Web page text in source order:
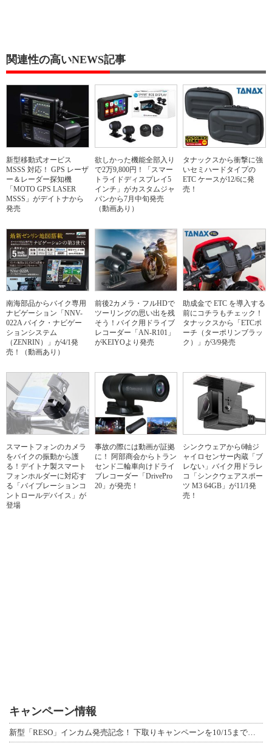
関連性の高いNEWS記事
新型移動式オービス
MSSS 対応！ GPS レーザ
ー＆レーダー探知機
「MOTO GPS LASER
MSSS」がデイトナから
発売
欲しかった機能全部入り
で2万9,800円！「スマー
トライドディスプレイ5
インチ」がカスタムジャ
パンから7月中旬発売
（動画あり）
タナックスから衝撃に強
いセミハードタイプの
ETC ケースが12/6に発
売！
南海部品からバイク専用
ナビゲーション「NNV-
022A バイク・ナビゲー
ションシステム
（ZENRIN）」が4/1発
売！（動画あり）
前後2カメラ・フルHDで
ツーリングの思い出を残
そう！バイク用ドライブ
レコーダー「AN-R101」
がKEIYOより発売
助成金で ETC を導入する
前にコチラもチェック！
タナックスから「ETCポ
ーチ（ターポリンブラッ
ク）」が3/9発売
スマートフォンのカメラ
をバイクの振動から護
る！デイトナ製スマート
フォンホルダーに対応す
る「バイブレーションコ
ントロールデバイス」が
登場
事故の際には動画が証拠
に！ 阿部商会からトラン
センド二輪車向けドライ
ブレコーダー「DrivePro
20」が発売！
シンクウェアから6軸ジ
ャイロセンサー内蔵「ブ
レない」バイク用ドラレ
コ「シンクウェアスポー
ツ M3 64GB」が11/1発
売！
キャンペーン情報